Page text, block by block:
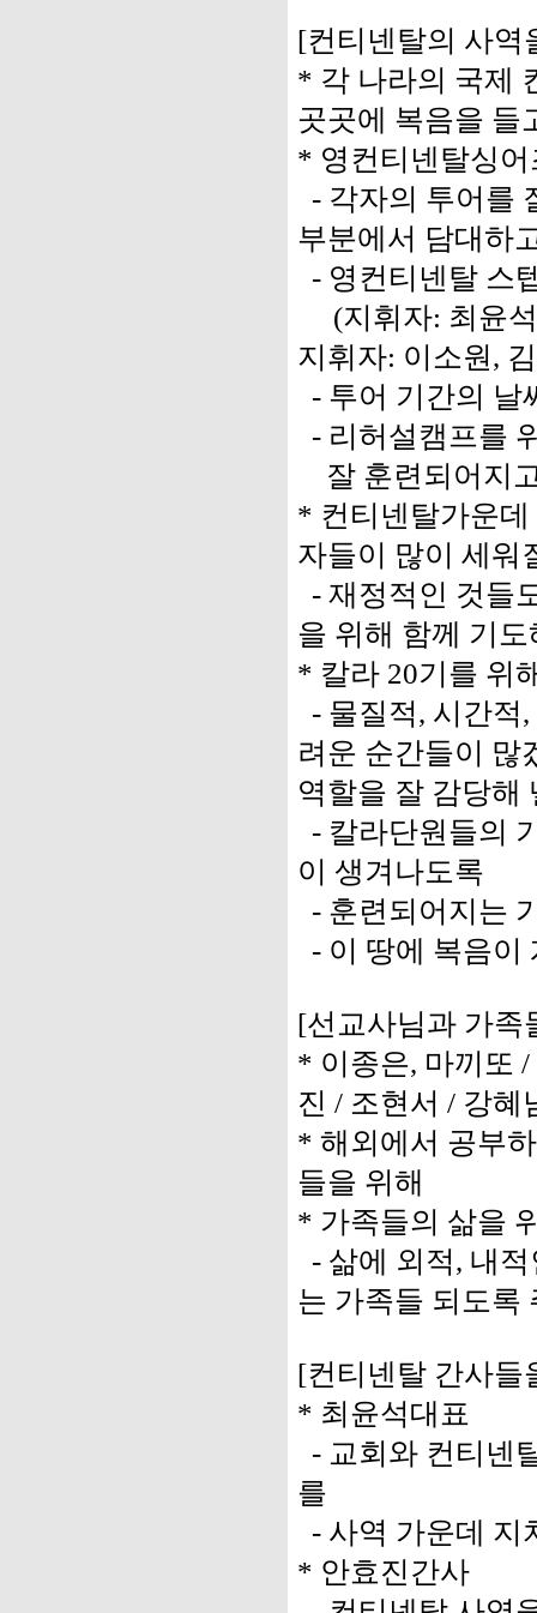
[컨티넨탈의 사역
* 각 나라의 국제
곳곳에 복음을 들
* 영컨티넨탈싱어
- 각자의 투어를
부분에서 담대하
- 영컨티넨탈 스
(지휘자: 최윤석
지휘자: 이소원,
- 투어 기간의 날
- 리허설캠프를
잘 훈련되어지
* 컨티넨탈가운
자들이 많이 세워
- 재정적인 것들
을 위해 함께 기
* 칼라 20기를 위
- 물질적, 시간적
려운 순간들이 많
역할을 잘 감당해
- 칼라단원들의
이 생겨나도록
- 훈련되어지는
- 이 땅에 복음이
[선교사님과 가족
* 이종은, 마끼또
진 / 조현서 / 강혜
* 해외에서 공부
들을 위해
* 가족들의 삶을
- 삶에 외적, 내
는 가족들 되도록
[컨티넨탈 간사들
* 최윤석대표
- 교회와 컨티넨
를
- 사역 가운데 지
* 안효진간사